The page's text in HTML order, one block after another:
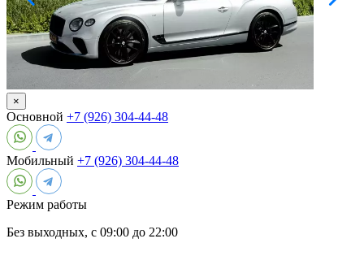
×
Основной +7 (926) 304-44-48
Мобильный +7 (926) 304-44-48
Режим работы
Без выходных, с 09:00 до 22:00